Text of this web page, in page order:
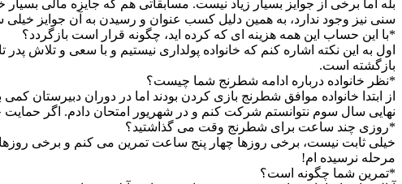
بله اما برخی از جوایز بسیار زیاد نیست. مسابقاتی هم که جایزه مالی
سنی نیز وجود ندارد، به همین دلیل کسب عنوان و رسیدن به آن جوایز
*با این حساب این همه هزینه ای که کرده اید، چگونه قرار است بازگردد؟
اول به این نکته اشاره کنم که خانواده پولداری نیستیم و با سعی و
بازگشته است.
*نظر خانواده درباره ادامه شطرنج شما چیست؟
از ابتدا خانواده موافق شطرنج بازی کردن بودند اما در دوران دبیرستان
نهایی سال سوم نتوانستم شرکت کنم و در شهریور امتحان دادم. اگر حمایت
*روزی چند ساعت برای شطرنج وقت می گذاشتید؟
خیلی ثابت نیست، برخی روزها چهار پنج ساعت تمرین می کنم و برخی
مرحله نرسیده ام!
*تمرین شما چگونه است؟